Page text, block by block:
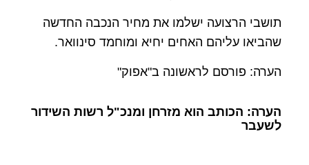
תושבי הרצועה ישלמו את מחיר הנכבה החדשה
שהביאו עליהם האחים יחיא ומוחמד סינוואר.
הערה: פורסם לראשונה ב"אפוק"
הערה: הכותב הוא מזרחן ומנכ"ל רשות השידור
לשעבר